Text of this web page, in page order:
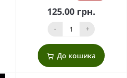
125.00 грн.
- +
До кошика